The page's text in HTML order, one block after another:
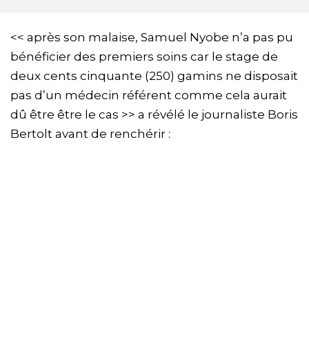
<< après son malaise, Samuel Nyobe n’a pas pu
bénéficier des premiers soins car le stage de
deux cents cinquante (250) gamins ne disposait
pas d’un médecin référent comme cela aurait
dû être être le cas >> a révélé le journaliste Boris
Bertolt avant de renchérir :